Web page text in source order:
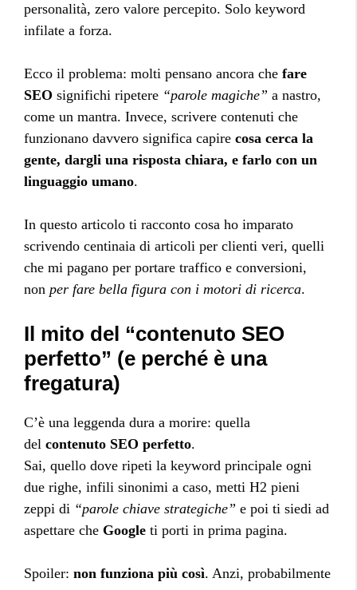
personalità, zero valore percepito. Solo keyword
infilate a forza.
Ecco il problema: molti pensano ancora che fare
SEO significhi ripetere “parole magiche” a nastro,
come un mantra. Invece, scrivere contenuti che
funzionano davvero significa capire cosa cerca la
gente, dargli una risposta chiara, e farlo con un
linguaggio umano.
In questo articolo ti racconto cosa ho imparato
scrivendo centinaia di articoli per clienti veri, quelli
che mi pagano per portare traffico e conversioni,
non per fare bella figura con i motori di ricerca.
Il mito del “contenuto SEO
perfetto” (e perché è una
fregatura)
C’è una leggenda dura a morire: quella
del contenuto SEO perfetto.
Sai, quello dove ripeti la keyword principale ogni
due righe, infili sinonimi a caso, metti H2 pieni
zeppi di “parole chiave strategiche” e poi ti siedi ad
aspettare che Google ti porti in prima pagina.
Spoiler: non funziona più così. Anzi, probabilmente